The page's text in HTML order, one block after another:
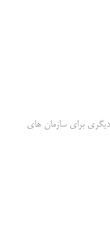
دیگری برای سازمان های